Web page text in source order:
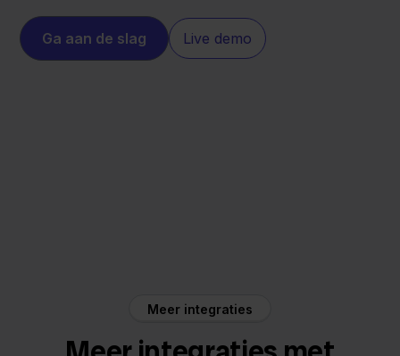
Ga aan de slag Live demo
Meer integraties